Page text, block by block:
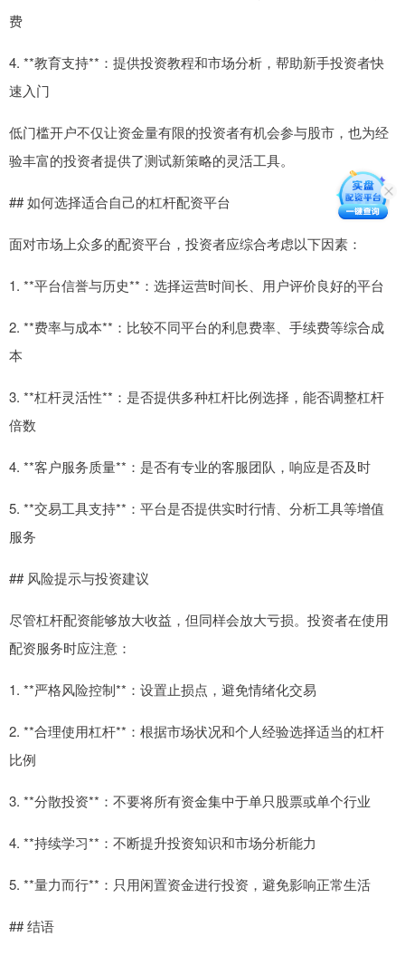
费
4. **教育支持**：提供投资教程和市场分析，帮助新手投资者快
速入门
低门槛开户不仅让资金量有限的投资者有机会参与股市，也为经
验丰富的投资者提供了测试新策略的灵活工具。
## 如何选择适合自己的杠杆配资平台
面对市场上众多的配资平台，投资者应综合考虑以下因素：
1. **平台信誉与历史**：选择运营时间长、用户评价良好的平台
2. **费率与成本**：比较不同平台的利息费率、手续费等综合成
本
3. **杠杆灵活性**：是否提供多种杠杆比例选择，能否调整杠杆
倍数
4. **客户服务质量**：是否有专业的客服团队，响应是否及时
5. **交易工具支持**：平台是否提供实时行情、分析工具等增值
服务
## 风险提示与投资建议
尽管杠杆配资能够放大收益，但同样会放大亏损。投资者在使用
配资服务时应注意：
1. **严格风险控制**：设置止损点，避免情绪化交易
2. **合理使用杠杆**：根据市场状况和个人经验选择适当的杠杆
比例
3. **分散投资**：不要将所有资金集中于单只股票或单个行业
4. **持续学习**：不断提升投资知识和市场分析能力
5. **量力而行**：只用闲置资金进行投资，避免影响正常生活
## 结语